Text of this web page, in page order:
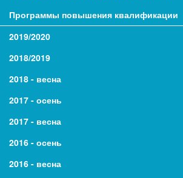
Программы повышения квалификации
2019/2020
2018/2019
2018 - весна
2017 - осень
2017 - весна
2016 - осень
2016 - весна